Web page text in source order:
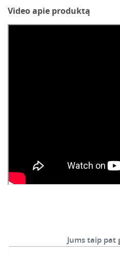
Video apie produktą
Jums taip